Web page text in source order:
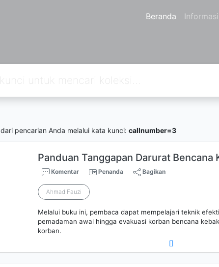
Beranda Informasi
dari pencarian Anda melalui kata kunci: callnumber=3
Panduan Tanggapan Darurat Bencana
Komentar Penanda Bagikan
Ahmad Fauzi
Melalui buku ini, pembaca dapat mempelajari teknik
pemadaman awal hingga evakuasi korban bencana
korban.